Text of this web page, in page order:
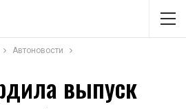
Автоновости
выпуск